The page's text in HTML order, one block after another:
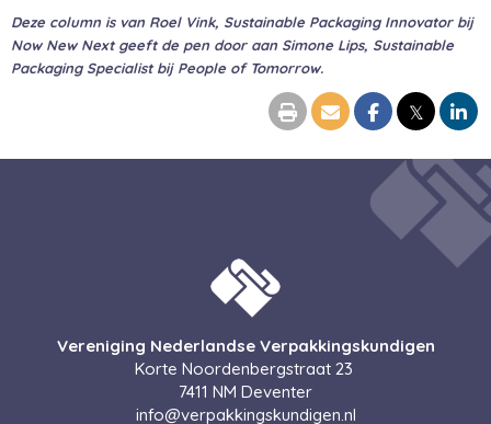
Deze column is van Roel Vink, Sustainable Packaging Innovator bij
Now New Next geeft de pen door aan Simone Lips, Sustainable
Packaging Specialist bij People of Tomorrow.
𝕏
Vereniging Nederlandse Verpakkingskundigen
Korte Noordenbergstraat 23
7411 NM Deventer
ofni@verpakkingskundigen.nl